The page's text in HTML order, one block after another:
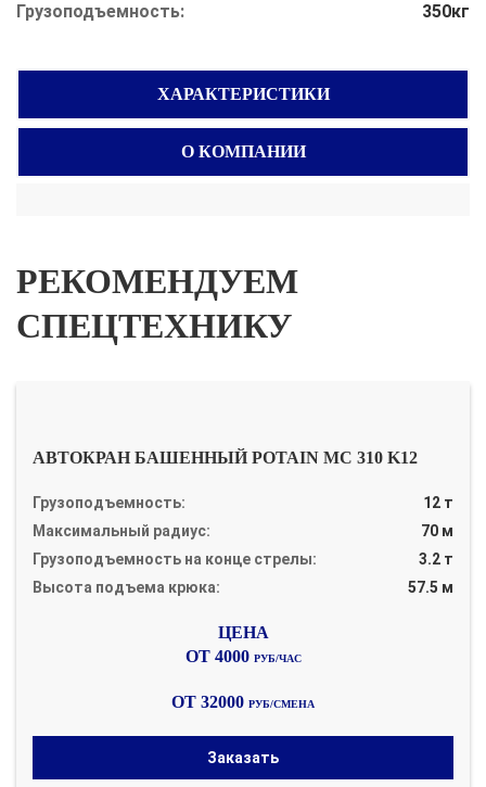
Грузоподъемность: 350кг
ХАРАКТЕРИСТИКИ
О КОМПАНИИ
РЕКОМЕНДУЕМ
СПЕЦТЕХНИКУ
АВТОКРАН БАШЕННЫЙ POTAIN MC 310 K12
Грузоподъемность:
12 т
Максимальный радиус:
70 м
Грузоподъемность на конце стрелы:
3.2 т
Высота подъема крюка:
57.5 м
ОТ 4000 РУБ/ЧАС
ОТ 32000 РУБ/СМЕНА
Заказать